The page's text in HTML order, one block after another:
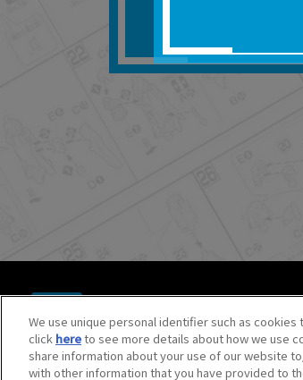
© BANDAI SPIRITS CO.,LTD. ALL
©創通・サンライズ ©創通・サンライズ
©SOTSU・SUNRISE ©SOTSU・
©Nintendo・Creatures・GAME
©Pokémon. ©Nintendo/Creatures Inc./
We use unique personal identifier such as
click hereto see more details about how we use
share information about your use of our website
with other information that you have provided to
■当社は
■お客様の
器、ネ
■当社は